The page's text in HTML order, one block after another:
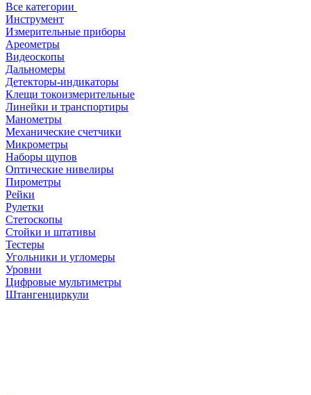
Все категории
Инструмент
Измерительные приборы
Ареометры
Видеоскопы
Дальномеры
Детекторы-индикаторы
Клещи токоизмерительные
Линейки и транспортиры
Манометры
Механические счетчики
Микрометры
Наборы щупов
Оптические нивелиры
Пирометры
Рейки
Рулетки
Стетоскопы
Стойки и штативы
Тестеры
Угольники и угломеры
Уровни
Цифровые мультиметры
Штангенциркули